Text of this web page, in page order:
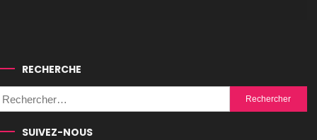
RECHERCHE
Rechercher :
SUIVEZ-NOUS